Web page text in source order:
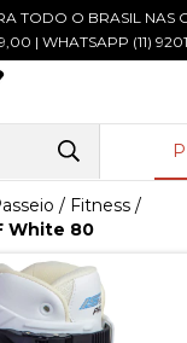
TODO O BRASIL NAS
| WHATSAPP (11)
/ Fitness /
White 80